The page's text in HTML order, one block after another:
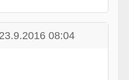
23.9.2016 08:04